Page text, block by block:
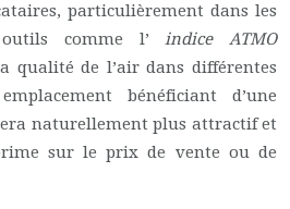
particulièrement dans les
outils comme l’indice ATMO
qualité de l’air dans différentes
bénéficiant d’une
naturellement plus attractif et
sur le prix de vente ou de